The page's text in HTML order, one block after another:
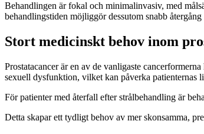
Behandlingen är fokal och minimalinvasiv, med
behandlingstiden möjliggör dessutom snabb
Stort medicinskt behov inom
Prostatacancer är en av de vanligaste
sexuell dysfunktion, vilket kan påverka patienternas
För patienter med återfall efter strålbehandling är
Detta skapar ett tydligt behov av mer skonsamma,